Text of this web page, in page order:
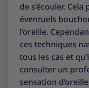
de s’écouler.
éventuels
l’oreille.
ces techniques
tous les cas et
consulter un
sensation